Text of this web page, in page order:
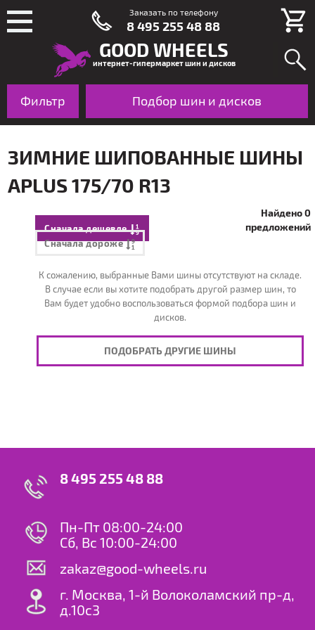
GOOD WHEELS
интернет-гипермаркет шин и дисков
Подбор шин и дисков
Фильтр Шины Диски По авто
ЗИМНИЕ ШИПОВАННЫЕ ШИНЫ
APLUS 175/70 R13
Сначала дешевле
Сначала дороже
Найдено 0
предложений
К сожалению, выбранные Вами шины отсутствуют на складе.
В случае если вы хотите подобрать другой размер шин, то
Вам будет удобно воспользоваться формой подбора шин и
дисков.
ПОДОБРАТЬ ДРУГИЕ ШИНЫ
8 495 255 48 88
Пн-Пт 08:00-24:00
Сб, Вс 10:00-24:00
zakaz@good-wheels.ru
г. Москва, 1-й Волоколамский пр-д,
д.10с3
Заказать по телефону
8 495 255 48 88